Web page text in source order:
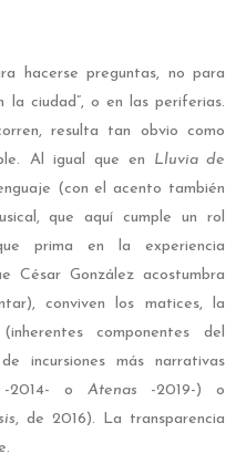
hacerse preguntas, no para
la ciudad”, o en las periferias.
resulta tan obvio como
Al igual que en Lluvia de
(con el acento también
que aquí cumple un rol
prima en la experiencia
César González acostumbra
conviven los matices, la
componentes del
incursiones más narrativas
-2014- oAtenas -2019-) o
, de 2016). La transparencia